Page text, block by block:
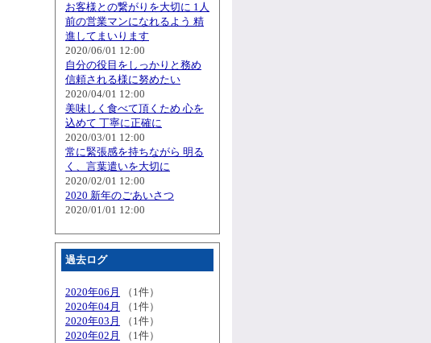
お客様との繋がりを大切に 1人
前の営業マンになれるよう 精
進してまいります
2020/06/01 12:00
自分の役目をしっかりと務め
信頼される様に努めたい
2020/04/01 12:00
美味しく食べて頂くため 心を
込めて 丁寧に正確に
2020/03/01 12:00
常に緊張感を持ちながら 明る
く、言葉遣いを大切に
2020/02/01 12:00
2020 新年のごあいさつ
2020/01/01 12:00
過去ログ
2020年06月
（1件）
2020年04月
（1件）
2020年03月
（1件）
2020年02月
（1件）